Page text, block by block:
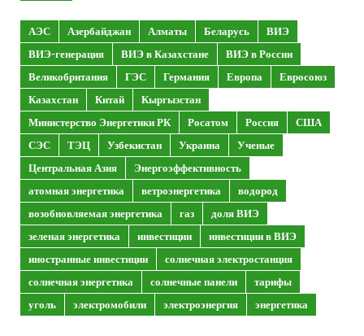
АЭС Азербайджан Алматы Беларусь
ВИЭ
ВИЭ-генерация
ВИЭ в Казахстане
ВИЭ в России
Великобритания
ГЭС Германия Европа
Евросоюз
Казахстан
Китай
Кыргызстан
Министерство Энергетики РК
Росатом Россия
США
СЭС
ТЭЦ Узбекистан Украина
Ученые
Центральная Азия
Энергоэффективность
атомная энергетика
ветроэнергетика
водород
возобновляемая энергетика
газ
доля ВИЭ
зеленая энергетика
инвестиции
инвестиции в ВИЭ
иностранные инвестиции
солнечная электростанция
солнечная энергетика
солнечные панели
тарифы
уголь
электромобили электроэнергия энергетика